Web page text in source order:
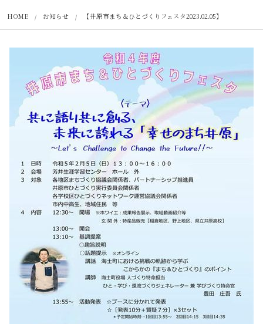
HOME お知らせ 【井原市まち＆ひとづくりフェスタ2023.02.05】